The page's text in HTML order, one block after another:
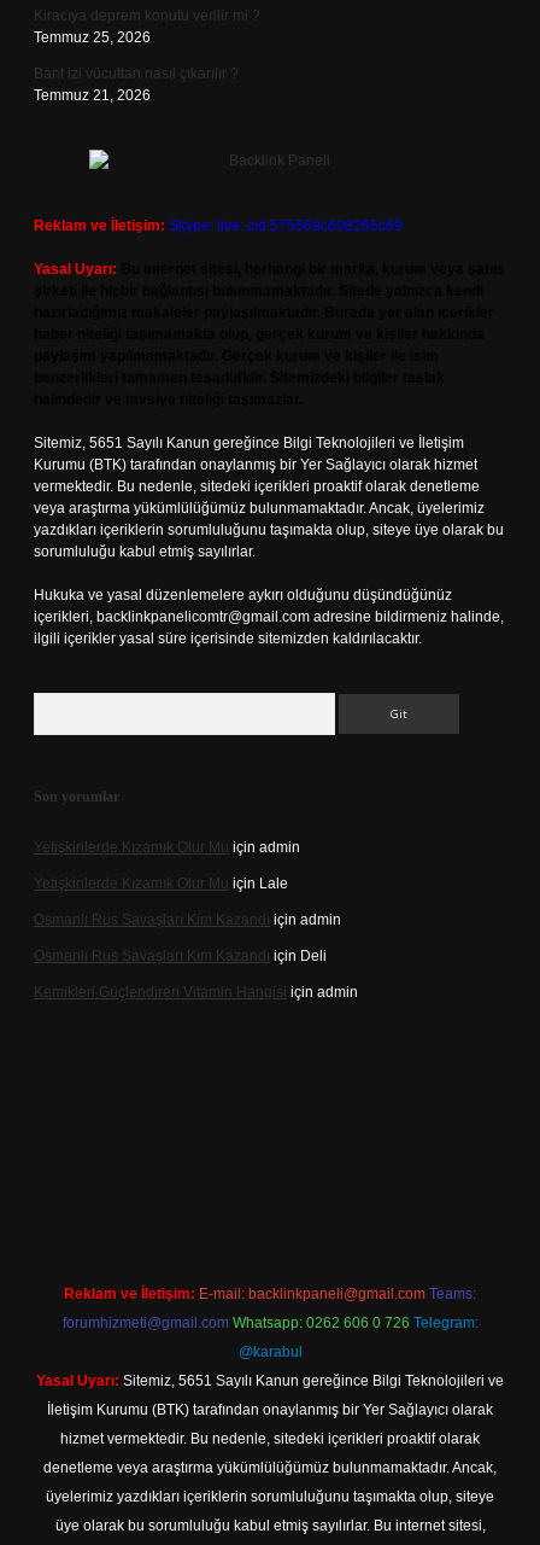
Kiracıya deprem konutu verilir mi ?
Temmuz 25, 2026
Bant izi vücuttan nasıl çıkarılır ?
Temmuz 21, 2026
Reklam ve İletişim: Skype: live:.cid.575569c608265c69
Yasal Uyarı:
Sitemiz, 5651 Sayılı Kanun gereğince Bilgi Teknolojileri ve İletişim
Kurumu (BTK) tarafından onaylanmış bir Yer Sağlayıcı olarak hizmet
vermektedir. Bu nedenle, sitedeki içerikleri proaktif olarak denetleme
veya araştırma yükümlülüğümüz bulunmamaktadır. Ancak, üyelerimiz
yazdıkları içeriklerin sorumluluğunu taşımakta olup, siteye üye olarak bu
sorumluluğu kabul etmiş sayılırlar.
Hukuka ve yasal düzenlemelere aykırı olduğunu düşündüğünüz
içerikleri, backlinkpanelicomtr@gmail.com adresine bildirmeniz halinde,
ilgili içerikler yasal süre içerisinde sitemizden kaldırılacaktır.
Son yorumlar
Yetişkinlerde Kızamık Olur Mu için admin
Yetişkinlerde Kızamık Olur Mu için Lale
Osmanlı Rus Savaşları Kim Kazandı için admin
Osmanlı Rus Savaşları Kim Kazandı için Deli
Kemikleri Güçlendiren Vitamin Hangisi için admin
Reklam ve İletişim: E-mail: backlinkpaneli@gmail.com Teams:
forumhizmeti@gmail.com Whatsapp: 0262 606 0 726 Telegram:
@karabul
Yasal Uyarı: Sitemiz, 5651 Sayılı Kanun gereğince Bilgi Teknolojileri ve
İletişim Kurumu (BTK) tarafından onaylanmış bir Yer Sağlayıcı olarak
hizmet vermektedir. Bu nedenle, sitedeki içerikleri proaktif olarak
denetleme veya araştırma yükümlülüğümüz bulunmamaktadır. Ancak,
üyelerimiz yazdıkları içeriklerin sorumluluğunu taşımakta olup, siteye
üye olarak bu sorumluluğu kabul etmiş sayılırlar. Bu internet sitesi,